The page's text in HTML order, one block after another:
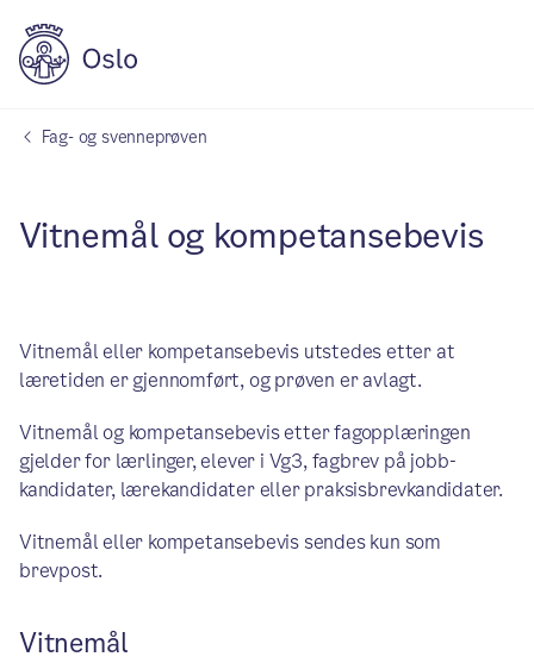
Fag- og svenneprøven
Vitnemål og kompetansebevis
Vitnemål eller kompetansebevis utstedes etter at
læretiden er gjennomført, og prøven er avlagt.
Vitnemål og kompetansebevis etter fagopplæringen
gjelder for lærlinger, elever i Vg3, fagbrev på jobb-
kandidater, lærekandidater eller praksisbrevkandidater.
Vitnemål eller kompetansebevis sendes kun som
brevpost.
Vitnemål